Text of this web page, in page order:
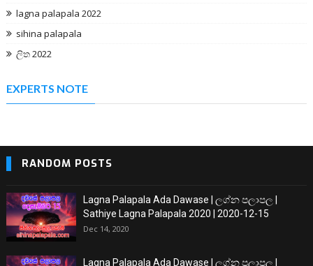
lagna palapala 2022
sihina palapala
ලිත 2022
EXPERTS NOTE
RANDOM POSTS
Lagna Palapala Ada Dawase | ලග්න පලාපල |
Sathiye Lagna Palapala 2020 | 2020-12-15
Dec 14, 2020
Lagna Palapala Ada Dawase | ලග්න පලාපල |